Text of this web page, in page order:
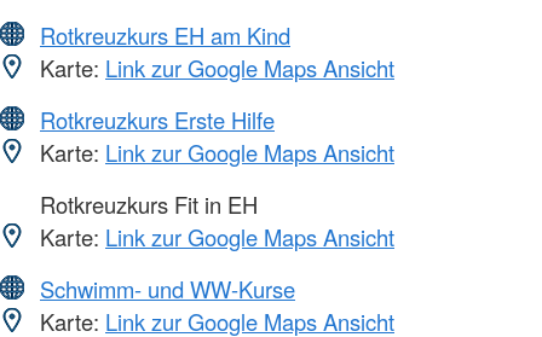
Rotkreuzkurs EH am Kind
Karte: Link zur Google Maps Ansicht
Rotkreuzkurs Erste Hilfe
Karte: Link zur Google Maps Ansicht
Rotkreuzkurs Fit in EH
Karte: Link zur Google Maps Ansicht
Schwimm- und WW-Kurse
Karte: Link zur Google Maps Ansicht